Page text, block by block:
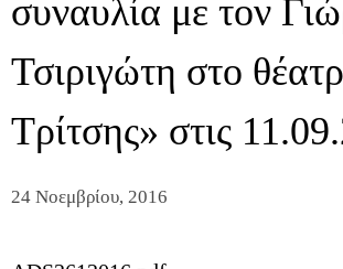
συναυλία με τον
Τσιριγώτη στο
Τρίτσης» στις
24 Νοεμβρίου, 2016